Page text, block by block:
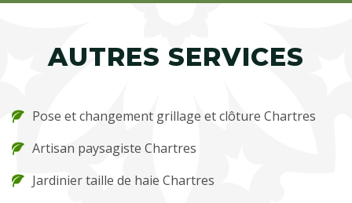
AUTRES SERVICES
Pose et changement grillage et clôture Chartres
Artisan paysagiste Chartres
Jardinier taille de haie Chartres